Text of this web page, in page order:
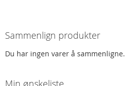
Sammenlign produkter
Du har ingen varer å sammenligne.
Min ønskeliste